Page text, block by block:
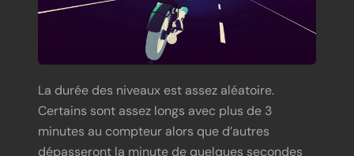
La durée des niveaux est assez aléatoire.
Certains sont assez longs avec plus de 3
minutes au compteur alors que d’autres
dépasseront la minute de quelques secondes